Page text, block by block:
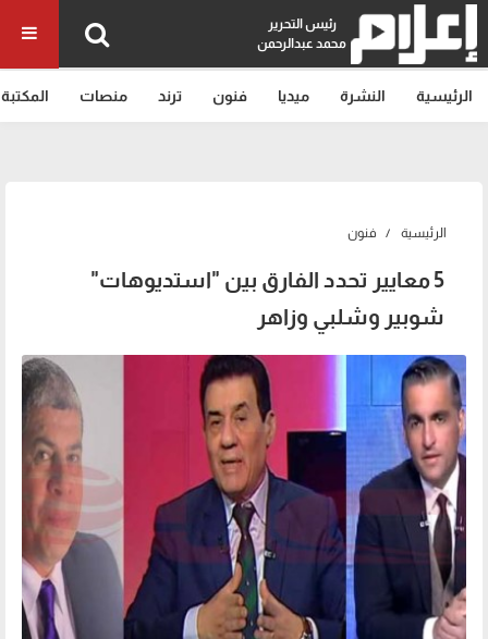
رئيس التحرير
محمد عبدالرحمن
الرئيسية النشرة ميديا فنون ترند منصات المكتبة
الرئيسية فنون
5 معايير تحدد الفارق بين "استديوهات"
شوبير وشلبي وزاهر